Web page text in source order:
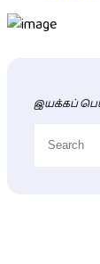
இயக்கப்